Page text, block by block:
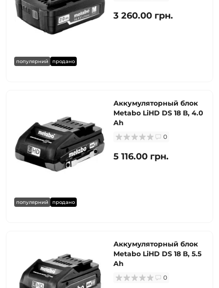
популярний продано
3 260.00 грн.
популярний продано
Аккумуляторный блок
Metabo LiHD DS 18 В, 4.0
Ah
0
5 116.00 грн.
Аккумуляторный блок
Metabo LiHD DS 18 В, 5.5
Ah
0